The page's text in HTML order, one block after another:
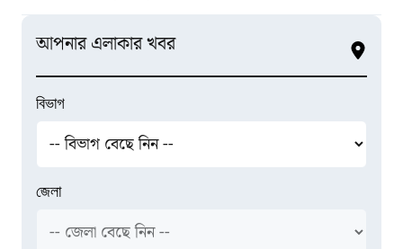
আপনার এলাকার খবর
বিভাগ
জেলা